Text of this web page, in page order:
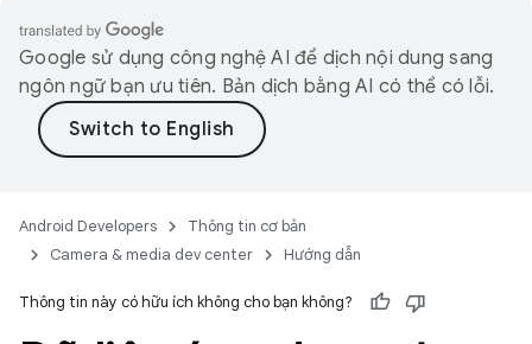
Google sử dụng công nghệ AI để dịch nội dung sang
ngôn ngữ bạn ưu tiên. Bản dịch bằng AI có thể có lỗi.
Android Developers
Thông tin cơ bản
Camera & media dev center
Hướng dẫn
Thông tin này có hữu ích không cho bạn không?